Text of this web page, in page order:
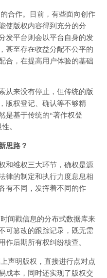
合作。目前，有些面向创作
使版权内容得到充分的分
发平台则会以平台自身的发
甚至存在收益分配不公平的
合，在提高用户体验的基础
从来没有停止，但传统的版
版权登记、确认等不够精
是基于传统的“著作权登
。
思路？
和维权三大环节，确权是源
律的制定和执行力度息息相
有不同，发挥着不同的作
间戳信息的分布式数据库来
可篡改的跟踪记录，既无需
作后期所有权纠纷核查。
声明版权，直接进行点对点
成本，同时还实现了版权交